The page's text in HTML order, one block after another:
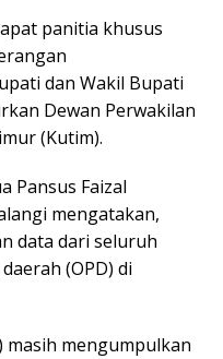
panitia khusus
dan Wakil Bupati
Dewan Perwakilan
(Kutim).
Pansus Faizal
mengatakan,
data dari seluruh
(OPD) di
masih mengumpulkan